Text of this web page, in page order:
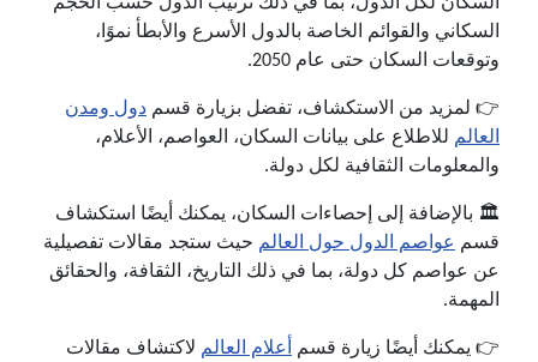
السكاني والقوائم الخاصة بالدول الأسرع والأبطأ نموًا،
وتوقعات السكان حتى عام 2050.
👉 لمزيد من الاستكشاف، تفضل بزيارة قسم دول ومدن
العالم للاطلاع على بيانات السكان، العواصم، الأعلام،
والمعلومات الثقافية لكل دولة.
🏛️ بالإضافة إلى إحصاءات السكان، يمكنك أيضًا استكشاف
قسم عواصم الدول حول العالم حيث ستجد مقالات تفصيلية
عن عواصم كل دولة، بما في ذلك التاريخ، الثقافة، والحقائق
المهمة.
👉 يمكنك أيضًا زيارة قسم أعلام العالم لاكتشاف مقالات